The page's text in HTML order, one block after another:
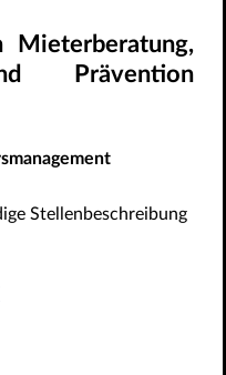
Mieterberatung,
Prävention
Stellenbeschreibung